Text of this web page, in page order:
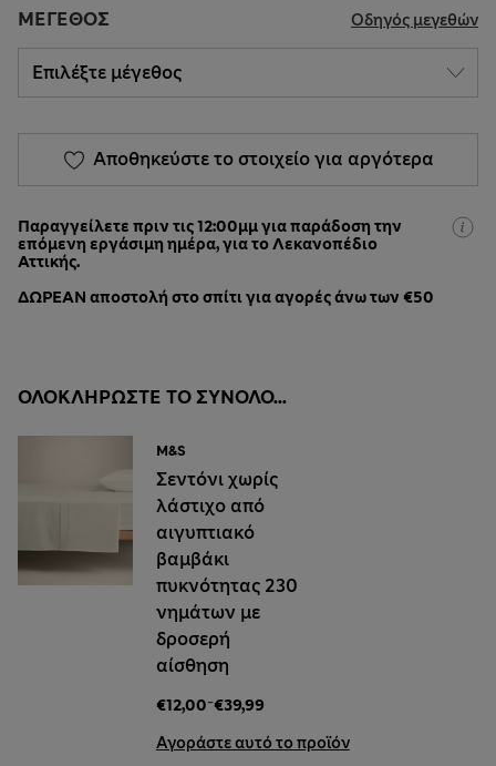
ΜΈΓΕΘΟΣ Οδηγός μεγεθών
Αποθηκεύστε το στοιχείο για αργότερα
Παραγγείλετε πριν τις 12:00μμ για παράδοση την
επόμενη εργάσιμη ημέρα, για το Λεκανοπέδιο
Αττικής.
ΔΩΡΕΑΝ αποστολή στο σπίτι για αγορές άνω των €50
ΟΛΟΚΛΗΡΏΣΤΕ ΤΟ ΣΎΝΟΛΟ...
M&S
Σεντόνι χωρίς
λάστιχο από
αιγυπτιακό
βαμβάκι
πυκνότητας 230
νημάτων με
δροσερή
αίσθηση
€12,00-€39,99
Αγοράστε αυτό το προϊόν